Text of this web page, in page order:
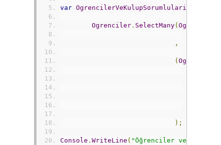
var OgrencilerVeKulupSorumlulari
Ogrenciler . SelectMany( Ogrenci
,
( Ogrenci
);
Console . WriteLine ( "Öğrenciler ve üye